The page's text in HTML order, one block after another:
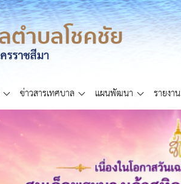
ข่าวสารเทศบาล แผนพัฒนา รายงาน